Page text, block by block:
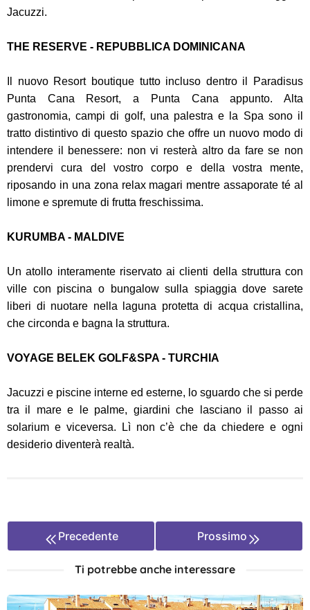
Jacuzzi.
THE RESERVE - REPUBBLICA DOMINICANA
Il nuovo Resort boutique tutto incluso dentro il Paradisus
Punta Cana Resort, a Punta Cana appunto. Alta
gastronomia, campi di golf, una palestra e la Spa sono il
tratto distintivo di questo spazio che offre un nuovo modo di
intendere il benessere: non vi resterà altro da fare se non
prendervi cura del vostro corpo e della vostra mente,
riposando in una zona relax magari mentre assaporate té al
limone e spremute di frutta freschissima.
KURUMBA - MALDIVE
Un atollo interamente riservato ai clienti della struttura con
ville con piscina o bungalow sulla spiaggia dove sarete
liberi di nuotare nella laguna protetta di acqua cristallina,
che circonda e bagna la struttura.
VOYAGE BELEK GOLF&SPA - TURCHIA
Jacuzzi e piscine interne ed esterne, lo sguardo che si perde
tra il mare e le palme, giardini che lasciano il passo ai
solarium e viceversa. Lì non c’è che da chiedere e ogni
desiderio diventerà realtà.
Precedente Prossimo
Ti potrebbe anche interessare